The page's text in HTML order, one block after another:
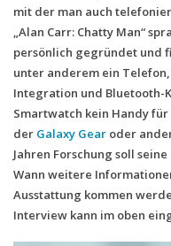
o2
Prepaid-
Datentarife
Flatrate-
Mobilfunk-
Mobilfunk-
Flatrate-
mit der man auch
„Alan Carr: Chatty Man“
persönlich gegründet und
unter anderem ein
Integration und Bluetooth-
Smartwatch kein Handy
der Galaxy Gear oder
Jahren Forschung soll
Wann weitere
Ausstattung kommen
Interview kann im oben